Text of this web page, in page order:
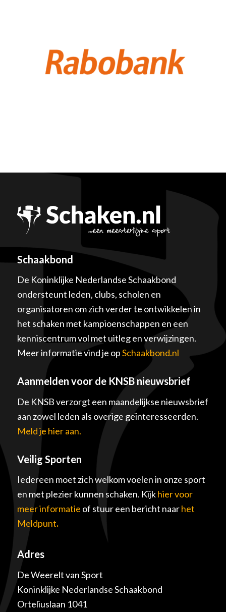
Schaakbond
De Koninklijke Nederlandse Schaakbond
ondersteunt leden, clubs, scholen en
organisatoren om zich verder te ontwikkelen in
het schaken met kampioenschappen en een
kenniscentrum vol met uitleg en verwijzingen.
Meer informatie vind je opSchaakbond.nl
Aanmelden voor de KNSB nieuwsbrief
De KNSB verzorgt een maandelijkse nieuwsbrief
aan zowel leden als overige geïnteresseerden.
Meld je hier aan.
Veilig Sporten
Iedereen moet zich welkom voelen in onze sport
en met plezier kunnen schaken. Kijkhier voor
meer informatie of stuur een bericht naarhet
Meldpunt.
Adres
De Weerelt van Sport
Koninklijke Nederlandse Schaakbond
Orteliuslaan 1041